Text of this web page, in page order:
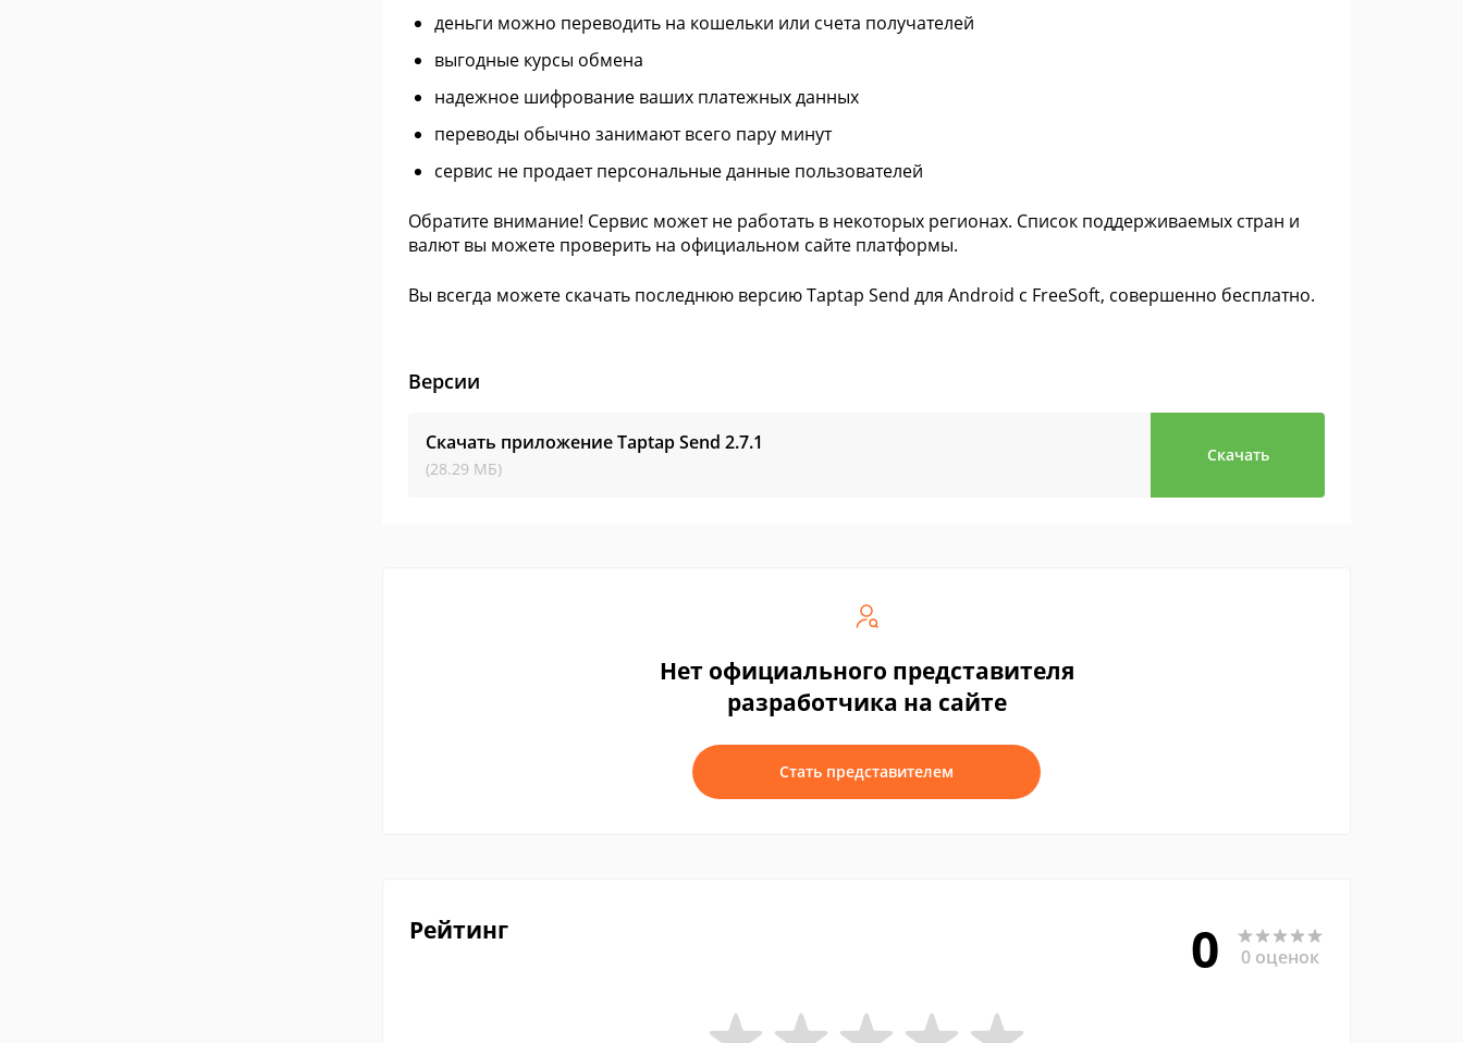
деньги можно переводить на кошельки или счета получателей
выгодные курсы обмена
надежное шифрование ваших платежных данных
переводы обычно занимают всего пару минут
сервис не продает персональные данные пользователей
Обратите внимание! Сервис может не работать в некоторых регионах. Список поддерживаемых стран и
валют вы можете проверить на официальном сайте платформы.
Вы всегда можете скачать последнюю версию Taptap Send для Android с FreeSoft, совершенно бесплатно.
Версии
Скачать приложение Taptap Send 2.7.1
(28.29 МБ)
Скачать
Нет официального представителя
разработчика на сайте
Стать представителем
Рейтинг 0 0 оценок